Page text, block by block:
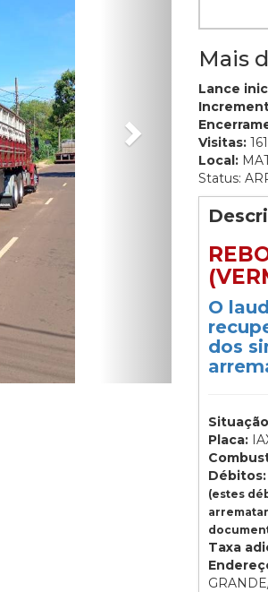
Mais
Lance
Visitas:
Local:
Status:
O
dos
Placa:
Débitos:
(estes
Taxa